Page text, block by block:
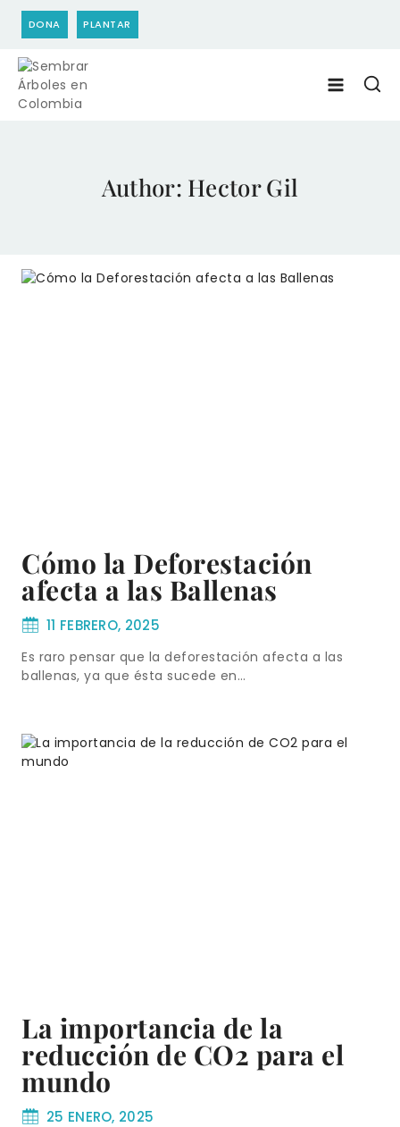
Skip
DONA PLANTAR
Author: Hector Gil
Cómo la Deforestación
afecta a las Ballenas
11 FEBRERO, 2025
Es raro pensar que la deforestación afecta a las
ballenas, ya que ésta sucede en…
La importancia de la
reducción de CO2 para el
mundo
25 ENERO, 2025